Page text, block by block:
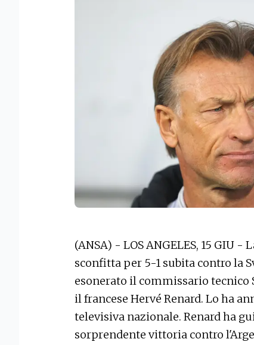
(ANSA) - LOS ANGELES, 15 GIU
sconfitta per 5-1 subita contro la
esonerato il commissario
il francese Hervé Renard. Lo ha
televisiva nazionale. Renard ha
sorprendente vittoria contro